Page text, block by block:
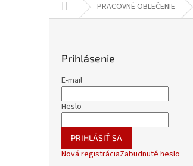
DomovPRACOVNÉ OBLEČENIE
Prihlásenie
E-mail
Heslo
PRIHLÁSIŤ SA
Nová registráciaZabudnuté heslo